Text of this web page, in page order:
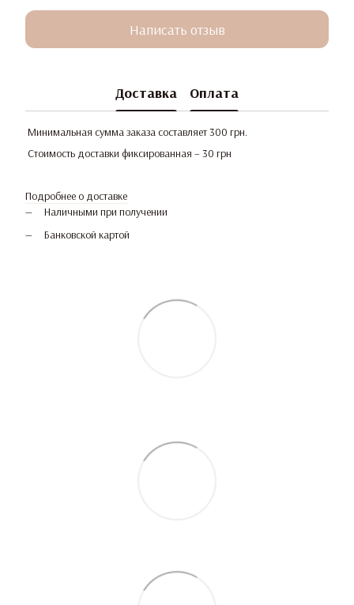
Написать отзыв
Доставка Оплата
Минимальная сумма заказа составляет 300 грн.
Стоимость доставки фиксированная – 30 грн
Подробнее о доставке
Наличными при получении
Банковской картой